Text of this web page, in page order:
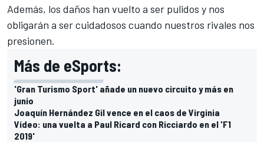
Además, los daños han vuelto a ser pulidos y nos
obligarán a ser cuidadosos cuando nuestros rivales nos
presionen.
Más de eSports:
'Gran Turismo Sport' añade un nuevo circuito y más en
junio
Joaquín Hernández Gil vence en el caos de Virginia
Vídeo: una vuelta a Paul Ricard con Ricciardo en el 'F1
2019'